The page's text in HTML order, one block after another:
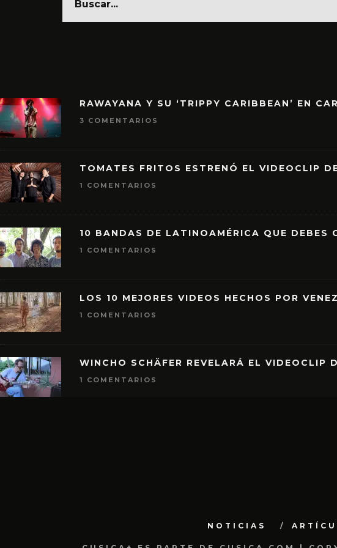
RAWAYANA Y SU ‘TRIPPY CARIBBEAN’ EN
3 COMENTARIOS
TOMATES FRITOS ESTRENÓ EL VIDEOCLIP
1 COMENTARIOS
10 BANDAS DE LATINOAMÉRICA QUE DEBES
1 COMENTARIOS
LOS 10 MEJORES VIDEOS HECHOS POR
1 COMENTARIOS
WINCHO SCHÄFER REVELARÁ EL VIDEOCLIP
1 COMENTARIOS
NOTICIAS